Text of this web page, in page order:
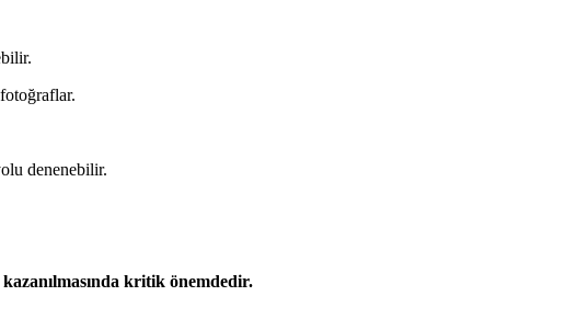
denenebilir.
kazanılmasında kritik önemdedir.